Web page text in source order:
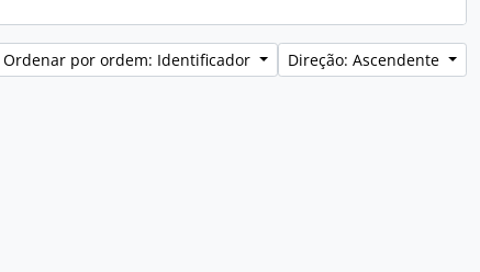
Ordenar por ordem: Identificador Direção: Ascendente